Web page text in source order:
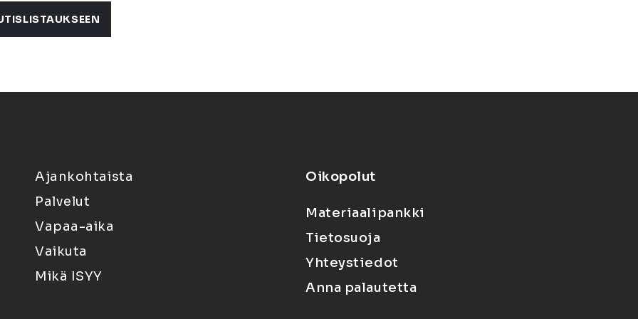
Ajankohtaista
Palvelut
Vapaa-aika
Vaikuta
Mikä ISYY
Oikopolut
Materiaalipankki
Tietosuoja
Yhteystiedot
Anna palautetta